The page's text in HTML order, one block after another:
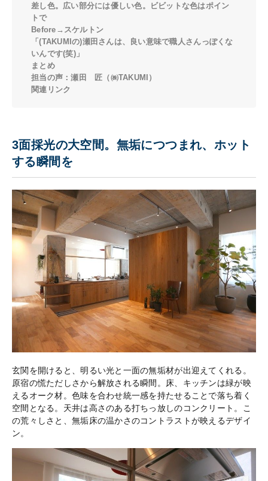
差し色。広い部分には優しい色。ビビットな色はポイン
トで
Before→スケルトン
「(TAKUMIの)瀬田さんは、良い意味で職人さんっぽくな
いんです(笑)」
まとめ
担当の声：瀬田 匠（㈱TAKUMI）
関連リンク
3面採光の大空間。無垢につつまれ、ホット
する瞬間を
玄関を開けると、明るい光と一面の無垢材が出迎えてくれる。
原宿の慌ただしさから解放される瞬間。床、キッチンは緑が映
えるオーク材。色味を合わせ統一感を持たせることで落ち着く
空間となる。天井は高さのある打ちっ放しのコンクリート。こ
の荒々しさと、無垢床の温かさのコントラストが映えるデザイ
ン。